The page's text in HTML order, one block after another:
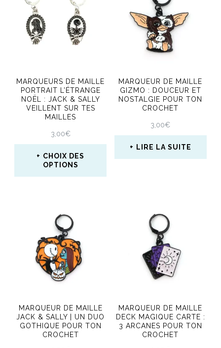
plusieurs
variations.
Les
être
choisies
sur
la
page
du
plusieurs
variations.
Les
options
être
choisies
sur
la
page
MARQUEURS DE MAILLE
PORTRAIT L’ÉTRANGE
NOËL : JACK & SALLY
VEILLENT SUR TES
MAILLES
3,00€
CHOIX DES
OPTIONS
a
plusieurs
variations.
Les
options
être
choisies
MARQUEUR DE MAILLE
GIZMO : DOUCEUR ET
NOSTALGIE POUR TON
CROCHET
3,00€
LIRE LA SUITE
MARQUEUR DE MAILLE
JACK & SALLY | UN DUO
GOTHIQUE POUR TON
CROCHET
MARQUEUR DE MAILLE
DECK MAGIQUE CARTE :
3 ARCANES POUR TON
CROCHET